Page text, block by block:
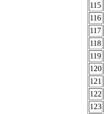
115
116
117
118
119
120
121
122
123